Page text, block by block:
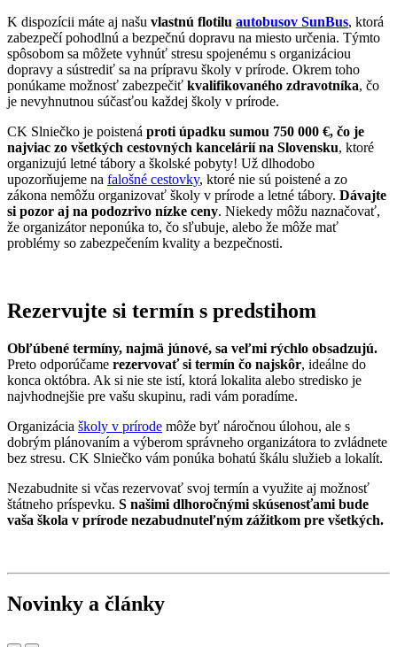
K dispozícii máte aj našu vlastnú flotilu autobusov SunBus, ktorá
zabezpečí pohodlnú a bezpečnú dopravu na miesto určenia. Týmto
spôsobom sa môžete vyhnúť stresu spojenému s organizáciou
dopravy a sústrediť sa na prípravu školy v prírode. Okrem toho
ponúkame možnosť zabezpečiť kvalifikovaného zdravotníka, čo
je nevyhnutnou súčasťou každej školy v prírode.
CK Slniečko je poistená proti úpadku sumou 750 000 €, čo je
najviac zo všetkých cestovných kancelárií na Slovensku, ktoré
organizujú letné tábory a školské pobyty! Už dlhodobo
upozorňujeme na falošné cestovky, ktoré nie sú poistené a zo
zákona nemôžu organizovať školy v prírode a letné tábory. Dávajte
si pozor aj na podozrivo nízke ceny. Niekedy môžu naznačovať,
že organizátor neponúka to, čo sľubuje, alebo že môže mať
problémy so zabezpečením kvality a bezpečnosti.
Rezervujte si termín s predstihom
Obľúbené termíny, najmä júnové, sa veľmi rýchlo obsadzujú.
Preto odporúčame rezervovať si termín čo najskôr, ideálne do
konca októbra. Ak si nie ste istí, ktorá lokalita alebo stredisko je
najvhodnejšie pre vašu skupinu, radi vám poradíme.
Organizácia školy v prírode môže byť náročnou úlohou, ale s
dobrým plánovaním a výberom správneho organizátora to zvládnete
bez stresu. CK Slniečko vám ponúka bohatú škálu služieb a lokalít.
Nezabudnite si včas rezervovať svoj termín a využite aj možnosť
štátneho príspevku. S našimi dlhoročnými skúsenosťami bude
vaša škola v prírode nezabudnuteľným zážitkom pre všetkých.
Novinky a články